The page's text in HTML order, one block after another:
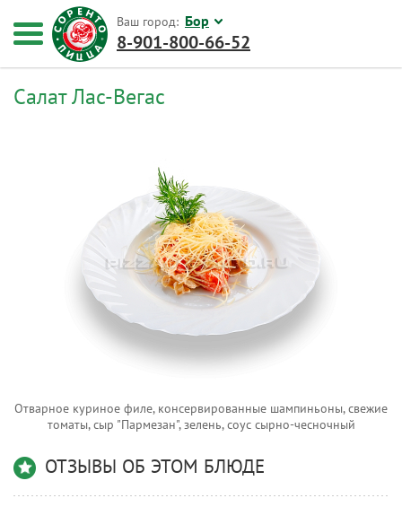
Салат Лас-Вегас
Отварное куриное филе, консервированные шампиньоны, свежие
томаты, сыр "Пармезан", зелень, соус сырно-чесночный
ОТЗЫВЫ ОБ ЭТОМ БЛЮДЕ
Ваш город: Бор
8-901-800-66-52